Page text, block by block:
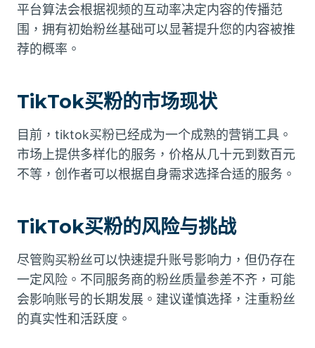
平台算法会根据视频的互动率决定内容的传播范
围，拥有初始粉丝基础可以显著提升您的内容被推
荐的概率。
TikTok买粉的市场现状
目前，tiktok买粉已经成为一个成熟的营销工具。
市场上提供多样化的服务，价格从几十元到数百元
不等，创作者可以根据自身需求选择合适的服务。
TikTok买粉的风险与挑战
尽管购买粉丝可以快速提升账号影响力，但仍存在
一定风险。不同服务商的粉丝质量参差不齐，可能
会影响账号的长期发展。建议谨慎选择，注重粉丝
的真实性和活跃度。